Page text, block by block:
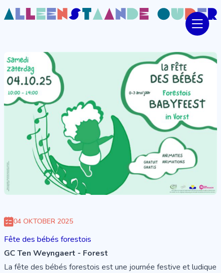
04 OKTOBER 2025
Fête des bébés forestois
GC Ten Weyngaert - Forest
La fête des bébés forestois est une journée festive et ludique